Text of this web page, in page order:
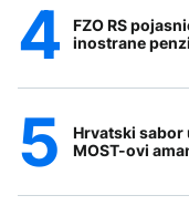
FZO RS
inostrane
Hrvatski sabor
MOST-ovi